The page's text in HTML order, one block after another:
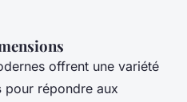
offrent une variété
pour répondre aux